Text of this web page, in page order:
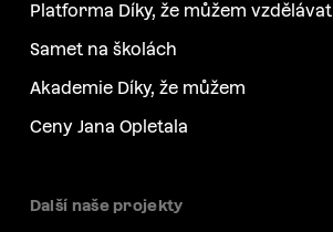
Platforma Díky, že můžem vzdělávat
Samet na školách
Akademie Díky, že můžem
Ceny Jana Opletala
Další naše projekty